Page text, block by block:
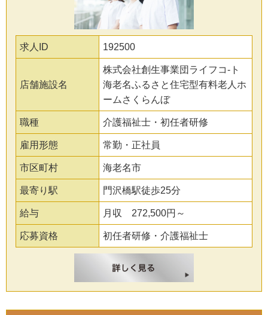
求人ID 192500
店舗施設名
株式会社創生事業団ライフコ-ト
海老名ふるさと住宅型有料老人ホ
ームさくらんぼ
職種 介護福祉士・初任者研修
雇用形態 常勤・正社員
市区町村 海老名市
最寄り駅 門沢橋駅徒歩25分
給与 月収 272,500円～
応募資格 初任者研修・介護福祉士